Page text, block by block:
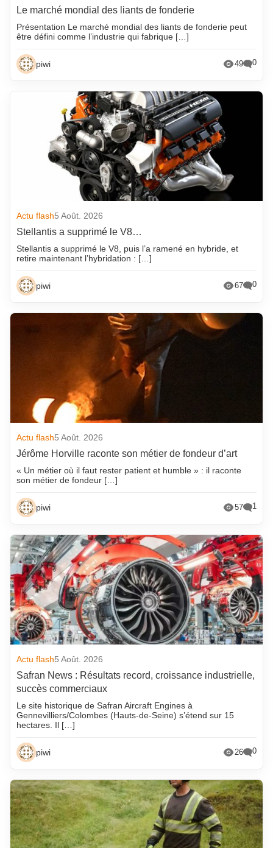
Le marché mondial des liants de fonderie
Présentation Le marché mondial des liants de fonderie peut
être défini comme l’industrie qui fabrique […]
piwi 49 0
Actu flash5 Août. 2026
Stellantis a supprimé le V8…
Stellantis a supprimé le V8, puis l’a ramené en hybride, et
retire maintenant l’hybridation : […]
piwi 67 0
Actu flash5 Août. 2026
Jérôme Horville raconte son métier de fondeur d’art
« Un métier où il faut rester patient et humble » : il raconte
son métier de fondeur […]
piwi 57 1
Actu flash5 Août. 2026
Safran News : Résultats record, croissance industrielle,
succès commerciaux
Le site historique de Safran Aircraft Engines à
Gennevilliers/Colombes (Hauts-de-Seine) s’étend sur 15
hectares. Il […]
piwi 26 0